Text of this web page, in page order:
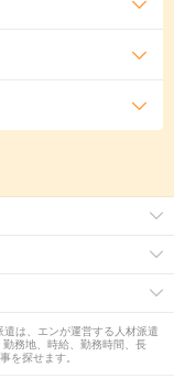
は、エンが運営する人材派遣
務地、時給、勤務時間、長
を探せます。